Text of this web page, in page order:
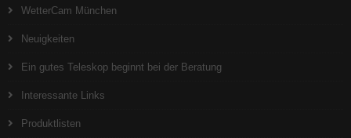
WetterCam München
Neuigkeiten
Ein gutes Teleskop beginnt bei der Beratung
Interessante Links
Produktlisten